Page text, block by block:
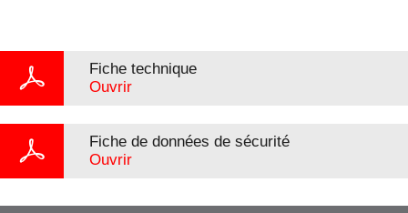
Fiche technique
Ouvrir
Fiche de données de sécurité
Ouvrir